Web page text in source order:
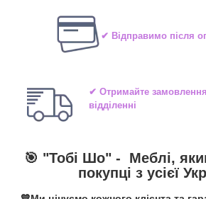
✔ Відправимо після
✔ Отримайте
відділенні
🎯 "Тобі Шо" - Меблі,
покупці з усієї